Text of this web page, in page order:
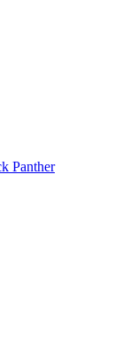
Panther